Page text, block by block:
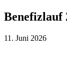
Benefizlauf
11. Juni 2026